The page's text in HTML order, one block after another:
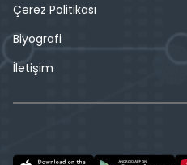
Çerez Politikası
Biyografi
İletişim